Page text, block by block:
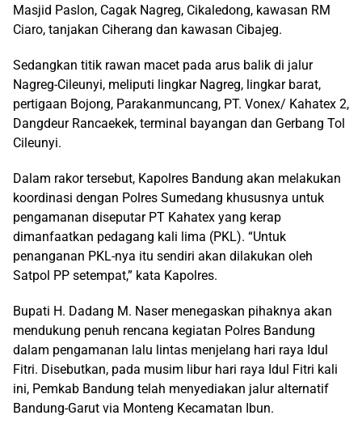
Masjid Paslon, Cagak Nagreg, Cikaledong, kawasan RM
Ciaro, tanjakan Ciherang dan kawasan Cibajeg.
Sedangkan titik rawan macet pada arus balik di jalur
Nagreg-Cileunyi, meliputi lingkar Nagreg, lingkar barat,
pertigaan Bojong, Parakanmuncang, PT. Vonex/ Kahatex 2,
Dangdeur Rancaekek, terminal bayangan dan Gerbang Tol
Cileunyi.
Dalam rakor tersebut, Kapolres Bandung akan melakukan
koordinasi dengan Polres Sumedang khususnya untuk
pengamanan diseputar PT Kahatex yang kerap
dimanfaatkan pedagang kali lima (PKL). “Untuk
penanganan PKL-nya itu sendiri akan dilakukan oleh
Satpol PP setempat,” kata Kapolres.
Bupati H. Dadang M. Naser menegaskan pihaknya akan
mendukung penuh rencana kegiatan Polres Bandung
dalam pengamanan lalu lintas menjelang hari raya Idul
Fitri. Disebutkan, pada musim libur hari raya Idul Fitri kali
ini, Pemkab Bandung telah menyediakan jalur alternatif
Bandung-Garut via Monteng Kecamatan Ibun.